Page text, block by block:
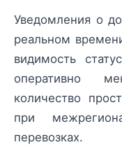
Уведомления о
реальном
видимость
оперативно
количество
при
перевозках.